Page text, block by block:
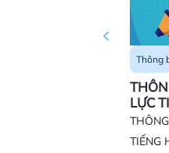
Thông
LỰC
TIẾNG